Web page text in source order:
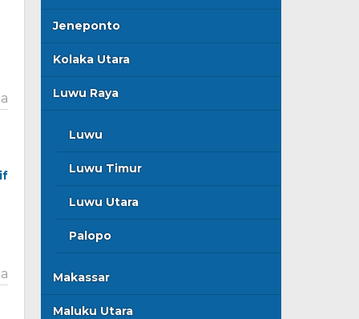
Jeneponto
Kolaka Utara
Luwu Raya
Luwu
Luwu Timur
Luwu Utara
Palopo
Makassar
Maluku Utara